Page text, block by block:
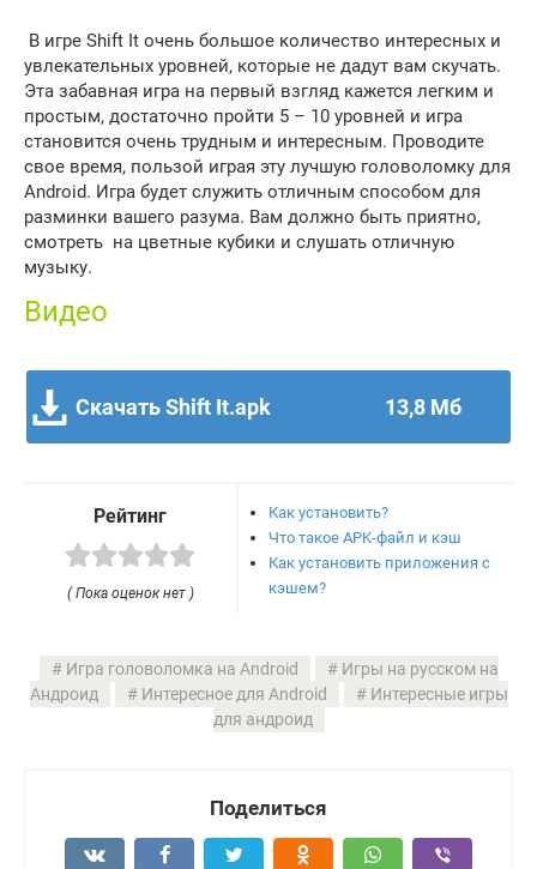
В игре Shift It очень большое количество интересных и
увлекательных уровней, которые не дадут вам скучать.
Эта забавная игра на первый взгляд кажется легким и
простым, достаточно пройти 5 – 10 уровней и игра
становится очень трудным и интересным. Проводите
свое время, пользой играя эту лучшую головоломку для
Android. Игра будет служить отличным способом для
разминки вашего разума. Вам должно быть приятно,
смотреть на цветные кубики и слушать отличную
музыку.
Видео
Скачать Shift It.apk 13,8 Мб
Рейтинг
( Пока оценок нет )
Как установить?
Что такое APK-файл и кэш
Как установить приложения с
кэшем?
Игра головоломка на Android
Игры на русском на
Андроид
Интересное для Android
Интересные игры
для андроид
Поделиться